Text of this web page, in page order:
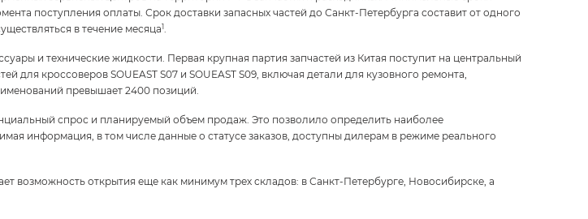
поступления оплаты. Срок доставки запасных частей до Санкт-Петербурга составит от одного
в течение месяца1
и технические жидкости. Первая крупная партия запчастей из Китая поступит на центральный
для кроссоверовSOUEAST S07 и SOUEAST S09 , включая детали для кузовного ремонта,
превышает 2400 позиций.
спрос и планируемый объем продаж. Это позволило определить наиболее
информация, в том числе данные о статусе заказов, доступны дилерам в режиме реального
возможность открытия еще как минимум трех складов: в Санкт-Петербурге, Новосибирске, а